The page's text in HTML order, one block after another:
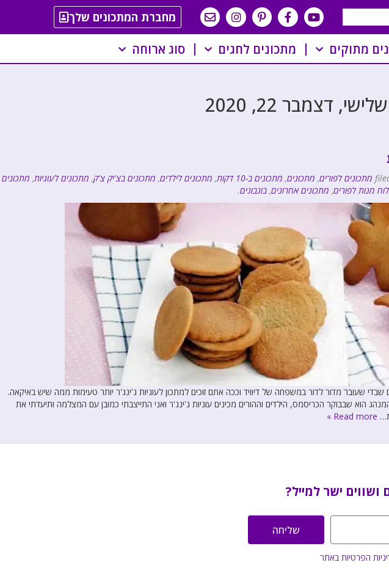
מחברת המתכונים שלך
מתוקים מתכונים לחגים סוג ארוחה
דצמבר 22, 2020
מתכונים לפורים, מתכונים, מתכונים ב-10 דקות , מתכונים לילדים, מתכונים בצ'יק צ'ק, מתכונים לעוגיות, מתכונים
מנות לפורים, מתכונים אחרונים, בונבונים.
שבדי שעובר מדור לדור במשפחה של דיוויד וככה אתם זוכים למתכון לעוגיות ג'ינג'ר יותר טעימות ממה שיש באיקאה.
הוא שבבוקר הכריסמס, הילדים וההורים מכינים עוגיות ג'ינג'ר ואני התייצבתי כמובן עם המצלמה ותיעדתי את
Read more »
ישר למייל?
הפרטיות באתר
שליחה